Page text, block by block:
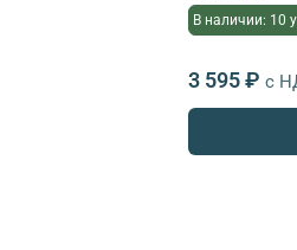
В наличии: 10
3 595 ₽ с